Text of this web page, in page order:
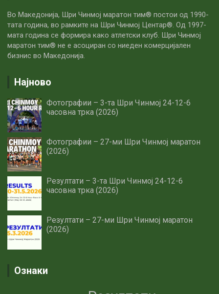
Во Македонија, Шри Чинмој маратон тим® постои од 1990-
тата година, во рамките на Шри Чинмој Центар®. Од 1997-
мата година се формира како атлетски клуб. Шри Чинмој
маратон тим® не е асоциран со ниеден комерцијален
бизнис во Македонија.
Најново
Фотографии – 3-та Шри Чинмој 24-12-6
часовна трка (2026)
Фотографии – 27-ми Шри Чинмој маратон
(2026)
Резултати – 3-та Шри Чинмој 24-12-6
часовна трка (2026)
Резултати – 27-ми Шри Чинмој маратон
(2026)
Ознаки